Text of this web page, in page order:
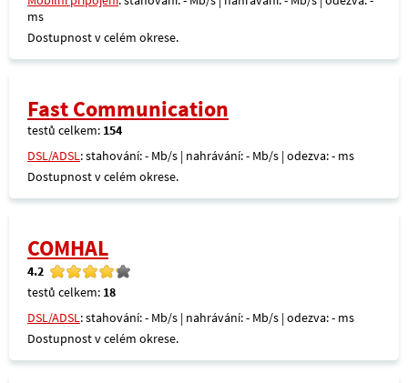
ms
Dostupnost v celém okrese.
Fast Communication
testů celkem: 154
DSL/ADSL: stahování: - Mb/s | nahrávání: - Mb/s | odezva: - ms
Dostupnost v celém okrese.
COMHAL
4.2
testů celkem: 18
DSL/ADSL: stahování: - Mb/s | nahrávání: - Mb/s | odezva: - ms
Dostupnost v celém okrese.